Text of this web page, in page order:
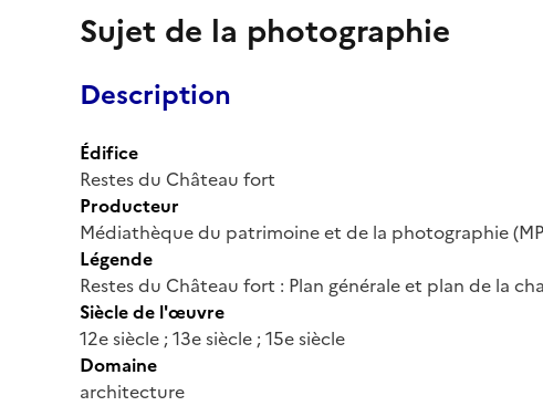
Sujet de la photographie
Description
Édifice
Restes du Château fort
Producteur
Médiathèque du patrimoine et de la photographie
Légende
Restes du Château fort : Plan générale et plan de la
Siècle de l'œuvre
12e siècle ; 13e siècle ; 15e siècle
Domaine
architecture